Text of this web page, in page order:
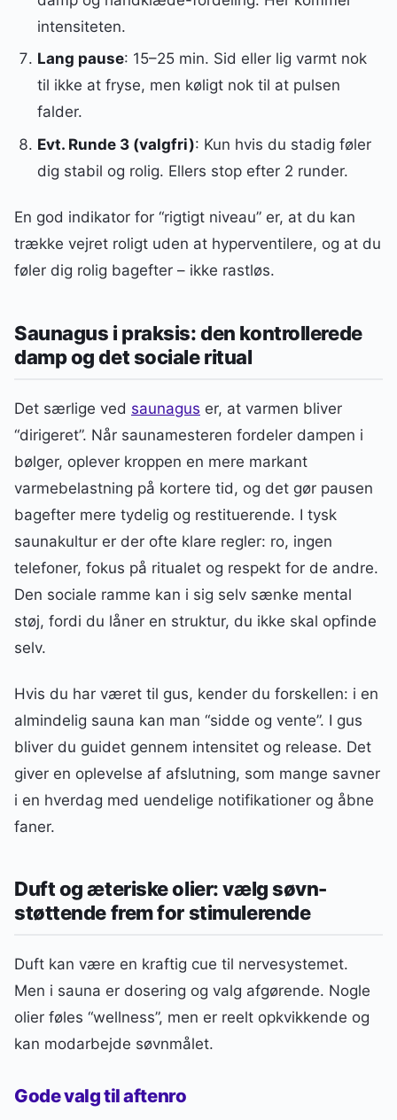
intensiteten.
Lang pause: 15–25 min. Sid eller lig varmt nok
til ikke at fryse, men køligt nok til at pulsen
falder.
Evt. Runde 3 (valgfri): Kun hvis du stadig føler
dig stabil og rolig. Ellers stop efter 2 runder.
En god indikator for “rigtigt niveau” er, at du kan
trække vejret roligt uden at hyperventilere, og at du
føler dig rolig bagefter – ikke rastløs.
Saunagus i praksis: den kontrollerede
damp og det sociale ritual
Det særlige ved saunagus er, at varmen bliver
“dirigeret”. Når saunamesteren fordeler dampen i
bølger, oplever kroppen en mere markant
varmebelastning på kortere tid, og det gør pausen
bagefter mere tydelig og restituerende. I tysk
saunakultur er der ofte klare regler: ro, ingen
telefoner, fokus på ritualet og respekt for de andre.
Den sociale ramme kan i sig selv sænke mental
støj, fordi du låner en struktur, du ikke skal opfinde
selv.
Hvis du har været til gus, kender du forskellen: i en
almindelig sauna kan man “sidde og vente”. I gus
bliver du guidet gennem intensitet og release. Det
giver en oplevelse af afslutning, som mange savner
i en hverdag med uendelige notifikationer og åbne
faner.
Duft og æteriske olier: vælg søvn-
støttende frem for stimulerende
Duft kan være en kraftig cue til nervesystemet.
Men i sauna er dosering og valg afgørende. Nogle
olier føles “wellness”, men er reelt opkvikkende og
kan modarbejde søvnmålet.
Gode valg til aftenro